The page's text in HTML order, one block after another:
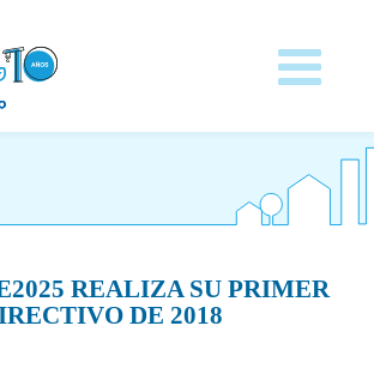
REALIZA SU PRIMER
DE 2018